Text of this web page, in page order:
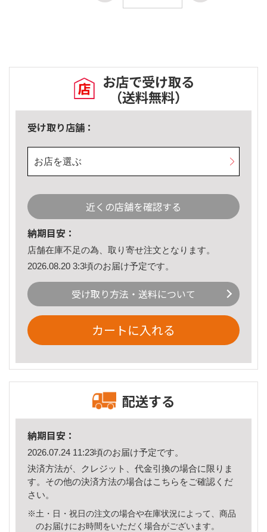
お店で受け取る
（送料無料）
受け取り店舗：
お店を選ぶ
近くの店舗を確認する
納期目安：
店舗在庫不足の為、取り寄せ注文となります。
2026.08.20 3:3頃のお届け予定です。
受け取り方法・送料について
カートに入れる
配送する
納期目安：
2026.07.24 11:23頃のお届け予定です。
決済方法が、クレジット、代金引換の場合に限りま
す。その他の決済方法の場合はこちら をご確認くだ
さい。
※土・日・祝日の注文の場合や在庫状況によって、商品
のお届けにお時間をいただく場合がございます。